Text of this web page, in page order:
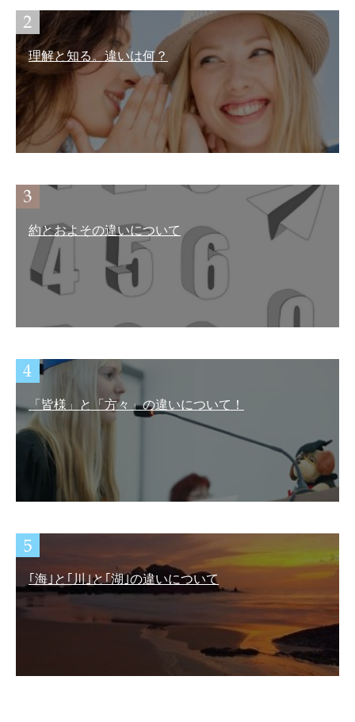
理解と知る。違いは何？
約とおよその違いについて
「皆様」と「方々」の違いについて！
｢海｣と｢川｣と｢湖｣の違いについて